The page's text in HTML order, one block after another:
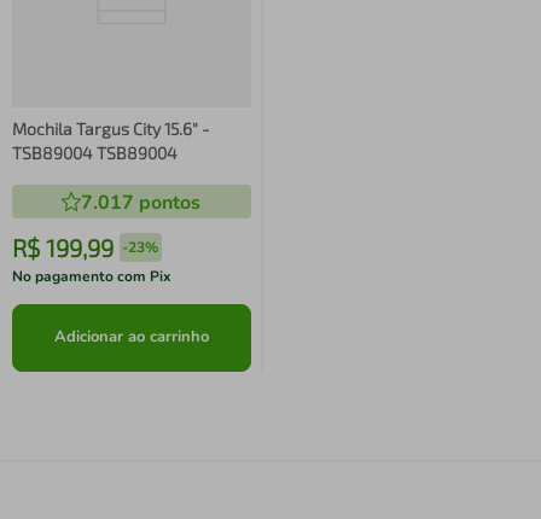
Mochila Targus City 15.6" -
TSB89004 TSB89004
7.017 pontos
R$ 199,99 -23%
No pagamento com Pix
Adicionar ao carrinho